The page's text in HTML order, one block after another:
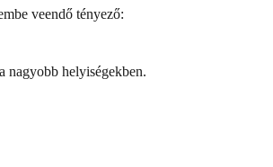
veendő tényező:
nagyobb helyiségekben.